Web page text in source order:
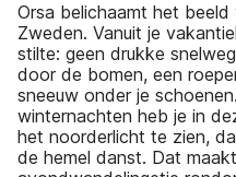
Orsa belichaamt het
Zweden. Vanuit je
stilte: geen drukke
door de bomen, een
sneeuw onder je
winternachten heb je in
het noorderlicht te zien,
de hemel danst. Dat